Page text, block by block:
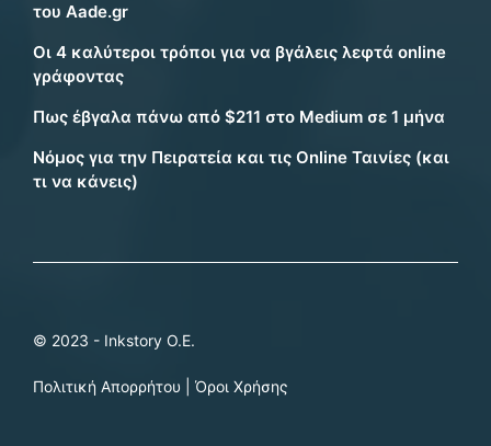
του Aade.gr
Οι 4 καλύτεροι τρόποι για να βγάλεις λεφτά online
γράφοντας
Πως έβγαλα πάνω από $211 στο Medium σε 1 μήνα
Νόμος για την Πειρατεία και τις Online Ταινίες (και
τι να κάνεις)
© 2023 - Inkstory Ο.Ε.
Πολιτική Απορρήτου Όροι Χρήσης